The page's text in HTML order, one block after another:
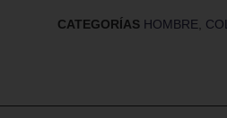
CATEGORÍAS HOMBRE